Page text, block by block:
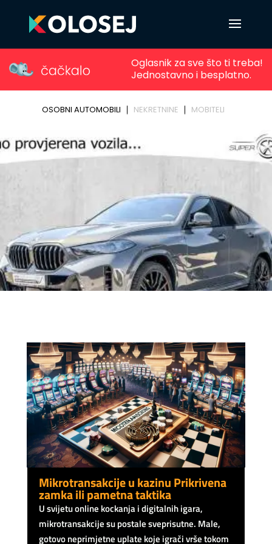
Mikrotransakcije u kazinu Prikrivena
zamka ili pametna taktika
U svijetu online kockanja i digitalnih igara,
mikrotransakcije su postale sveprisutne. Male,
gotovo neprimjetne uplate koje igrači vrše tokom